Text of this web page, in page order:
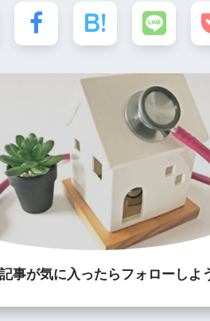
事が気に入ったらフォローしよ